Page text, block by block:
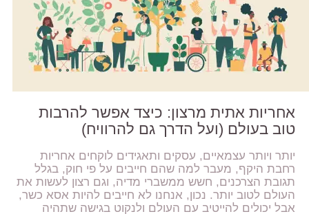
אחריות אתית מרצון: כיצד אפשר להרבות
טוב בעולם (ועל הדרך גם להרוויח)
יותר ויותר עצמאיים, עסקים ותאגידים לוקחים אחריות
רחבת היקף, מעבר למה שהם חייבים על פי חוק, בגלל
תגובת הצרכנים, חשש ממשברי מדיה, וגם רצון לעשות את
העולם לטוב יותר. נכון, אנחנו לא חייבים להיות אסא כשר,
אבל יכולים להייטיב עם העולם ולנקוט בגישה שתהיה